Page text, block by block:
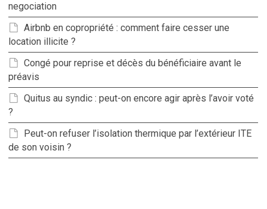
negociation
Airbnb en copropriété : comment faire cesser une
location illicite ?
Congé pour reprise et décès du bénéficiaire avant le
préavis
Quitus au syndic : peut-on encore agir après l’avoir voté
?
Peut-on refuser l’isolation thermique par l’extérieur ITE
de son voisin ?